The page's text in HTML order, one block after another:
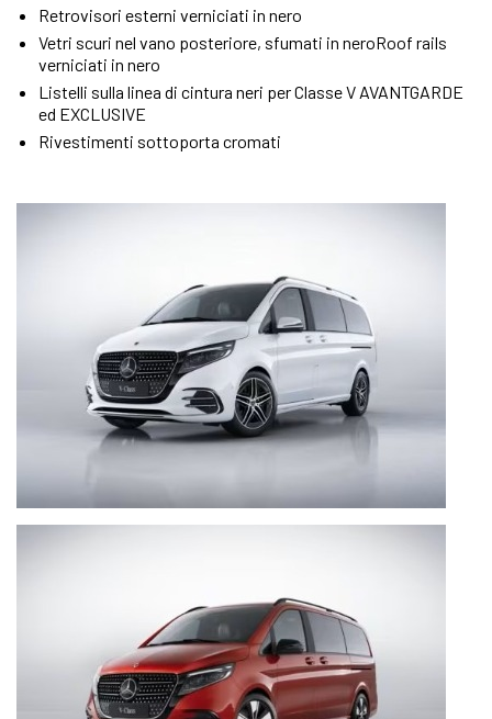
Retrovisori esterni verniciati in nero
Vetri scuri nel vano posteriore, sfumati in neroRoof rails
verniciati in nero
Listelli sulla linea di cintura neri per Classe V AVANTGARDE
ed EXCLUSIVE
Rivestimenti sottoporta cromati